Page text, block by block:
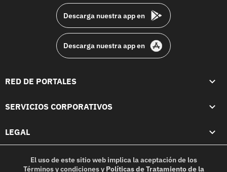
Descarga nuestra app en
Descarga nuestra app en
RED DE PORTALES
SERVICIOS CORPORATIVOS
LEGAL
El uso de este sitio web implica la aceptación de los
Términos y condicionesy Políticas de Tratamiento de la